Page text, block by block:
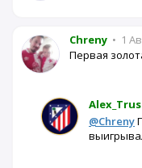
Chreny • 1
Первая
@Chreny